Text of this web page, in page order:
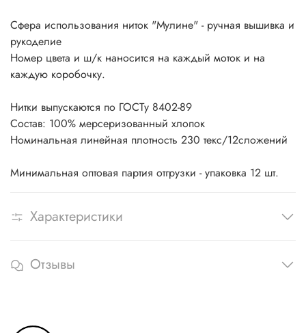
Сфера использования ниток "Мулине" - ручная вышивка и
рукоделие
Номер цвета и ш/к наносится на каждый моток и на
каждую коробочку.
Нитки выпускаются по ГОСТу 8402-89
Состав: 100% мерсеризованный хлопок
Номинальная линейная плотность 230 текс/12сложений
Минимальная оптовая партия отгрузки - упаковка 12 шт.
Характеристики
Отзывы